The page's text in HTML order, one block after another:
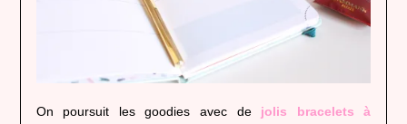
On poursuit les goodies avec de jolis bracelets à